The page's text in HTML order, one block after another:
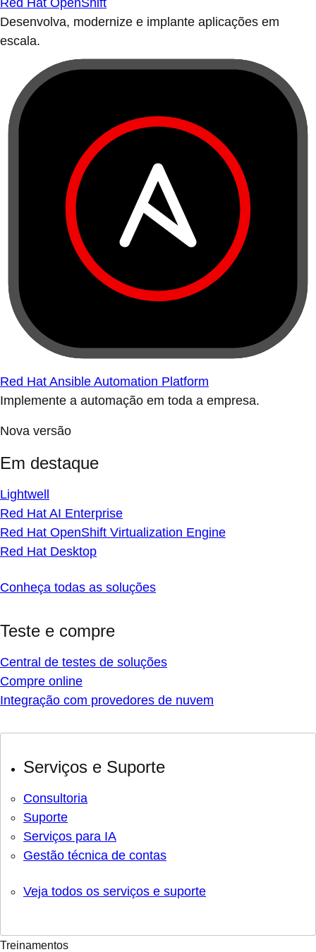
Red Hat OpenShift
Desenvolva, modernize e implante aplicações em
escala.
Red Hat Ansible Automation Platform
Implemente a automação em toda a empresa.
Nova versão
Em destaque
Lightwell
Red Hat AI Enterprise
Red Hat OpenShift Virtualization Engine
Red Hat Desktop
Conheça todas as soluções
Teste e compre
Central de testes de soluções
Compre online
Integração com provedores de nuvem
Serviços e Suporte
Consultoria
Suporte
Serviços para IA
Gestão técnica de contas
Veja todos os serviços e suporte
Treinamentos